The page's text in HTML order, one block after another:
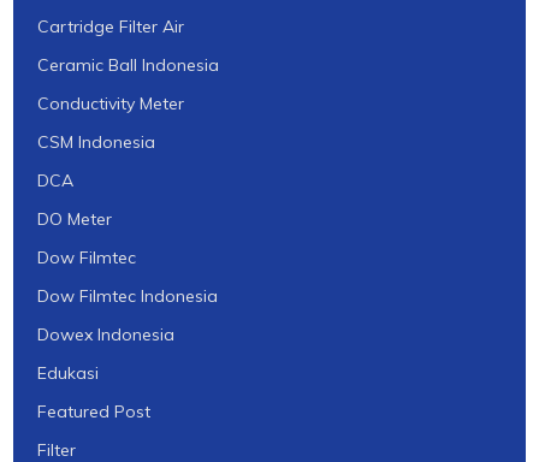
Cartridge Filter Air
Ceramic Ball Indonesia
Conductivity Meter
CSM Indonesia
DCA
DO Meter
Dow Filmtec
Dow Filmtec Indonesia
Dowex Indonesia
Edukasi
Featured Post
Filter